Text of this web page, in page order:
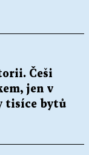
Češi
jen v
tisíce bytů